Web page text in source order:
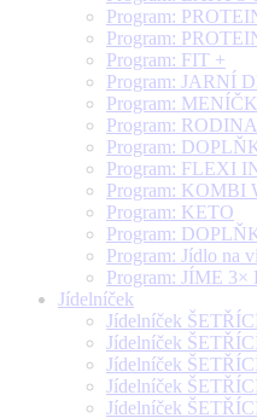
Program:
Program:
Program: FIT +
Program: JARNÍ
Program:
Program:
Program:
Program: FLEXI
Program: KOMBI
Program: KETO
Program:
Program: Jídlo na
Program: JÍME 3×
Jídelníček
Jídelníček
Jídelníček
Jídelníček
Jídelníček
Jídelníček